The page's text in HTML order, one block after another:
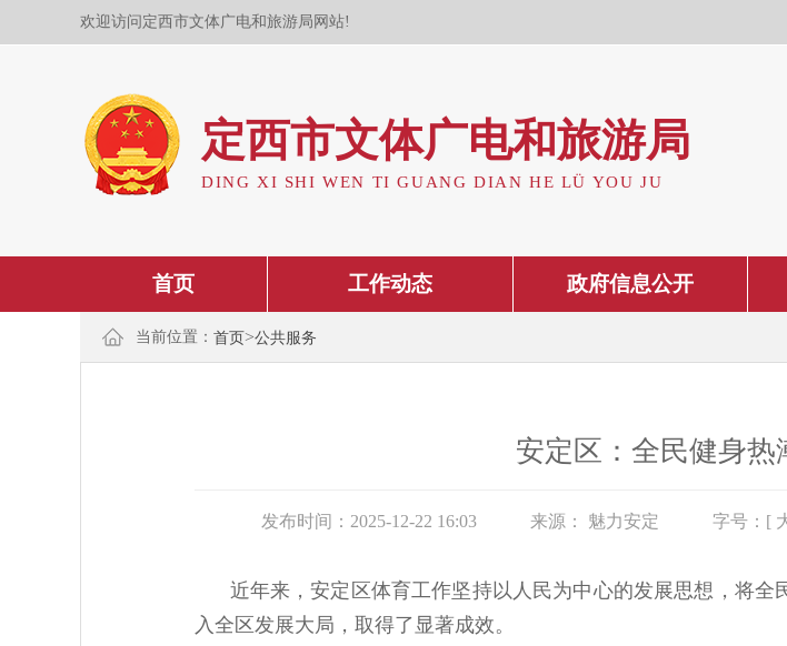
欢迎访问定西市文体广电和旅游局网站!
定西市文体广电和旅游局
DING XI SHI WEN TI GUANG DIAN HE LÜ YOU JU
首页 工作动态 政府信息公开
当前位置： 首页>公共服务
安定区：全民健身热
发布时间：2025-12-22 16:03 来源： 魅力安定 字号：[
近年来，安定区体育工作坚持以人民为中心的发展思想，将
入全区发展大局，取得了显著成效。